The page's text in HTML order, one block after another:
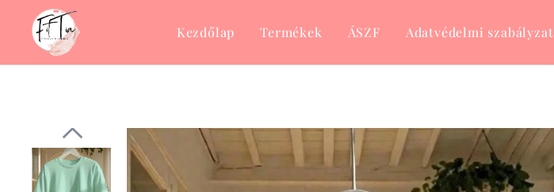
Kezdőlap Termékek ÁSZF Adatvédelmi szabályzat